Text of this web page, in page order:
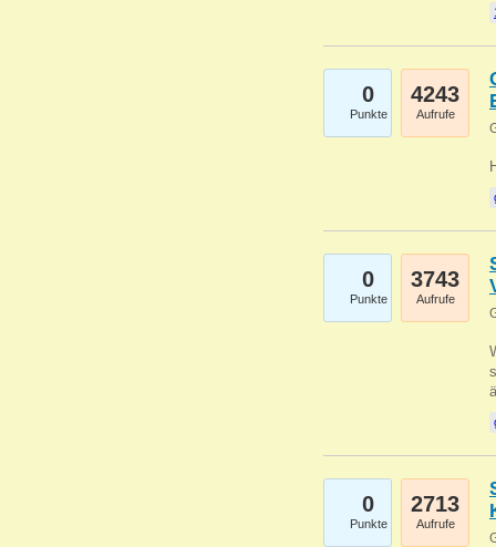
0
Punkte
4243
Aufrufe
0
Punkte
3743
Aufrufe
0
Punkte
2713
Aufrufe